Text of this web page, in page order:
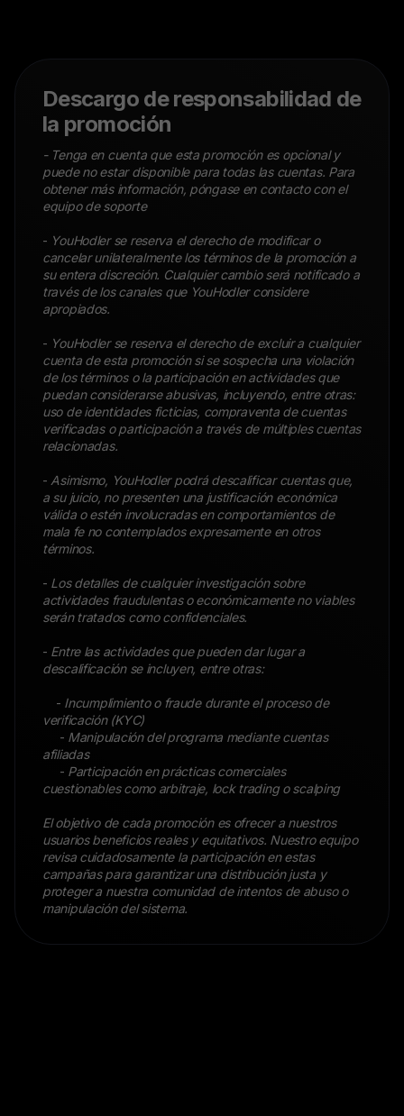
Descargo de responsabilidad de
la promoción
- Tenga en cuenta que esta promoción es opcional y
puede no estar disponible para todas las cuentas. Para
obtener más información, póngase en contacto con el
equipo de soporte
- YouHodler se reserva el derecho de modificar o
cancelar unilateralmente los términos de la promoción a
su entera discreción. Cualquier cambio será notificado a
través de los canales que YouHodler considere
apropiados.
- YouHodler se reserva el derecho de excluir a cualquier
cuenta de esta promoción si se sospecha una violación
de los términos o la participación en actividades que
puedan considerarse abusivas, incluyendo, entre otras:
uso de identidades ficticias, compraventa de cuentas
verificadas o participación a través de múltiples cuentas
relacionadas.
- Asimismo, YouHodler podrá descalificar cuentas que,
a su juicio, no presenten una justificación económica
válida o estén involucradas en comportamientos de
mala fe no contemplados expresamente en otros
términos.
- Los detalles de cualquier investigación sobre
actividades fraudulentas o económicamente no viables
serán tratados como confidenciales.
- Entre las actividades que pueden dar lugar a
descalificación se incluyen, entre otras:
- Incumplimiento o fraude durante el proceso de
verificación (KYC)
- Manipulación del programa mediante cuentas
afiliadas
- Participación en prácticas comerciales
cuestionables como arbitraje, lock trading o scalping
El objetivo de cada promoción es ofrecer a nuestros
usuarios beneficios reales y equitativos. Nuestro equipo
revisa cuidadosamente la participación en estas
campañas para garantizar una distribución justa y
proteger a nuestra comunidad de intentos de abuso o
manipulación del sistema.